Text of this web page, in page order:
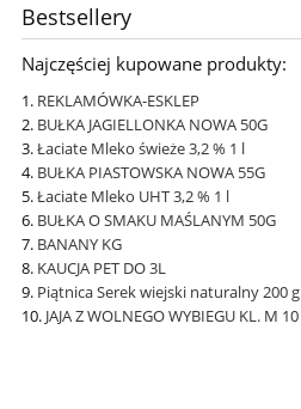
Bestsellery
Najczęściej kupowane produkty:
REKLAMÓWKA-ESKLEP
BUŁKA JAGIELLONKA NOWA 50G
Łaciate Mleko świeże 3,2 % 1 l
BUŁKA PIASTOWSKA NOWA 55G
Łaciate Mleko UHT 3,2 % 1 l
BUŁKA O SMAKU MAŚLANYM 50G
BANANY KG
KAUCJA PET DO 3L
Piątnica Serek wiejski naturalny 200 g
JAJA Z WOLNEGO WYBIEGU KL. M 10